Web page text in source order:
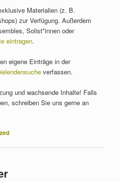
Materialien (z. B.
zur Verfügung. Außerdem
Solist*innen oder
eintragen.
eigene Einträge in der
verfassen.
und wachsende Inhalte! Falls
schreiben Sie uns gerne an